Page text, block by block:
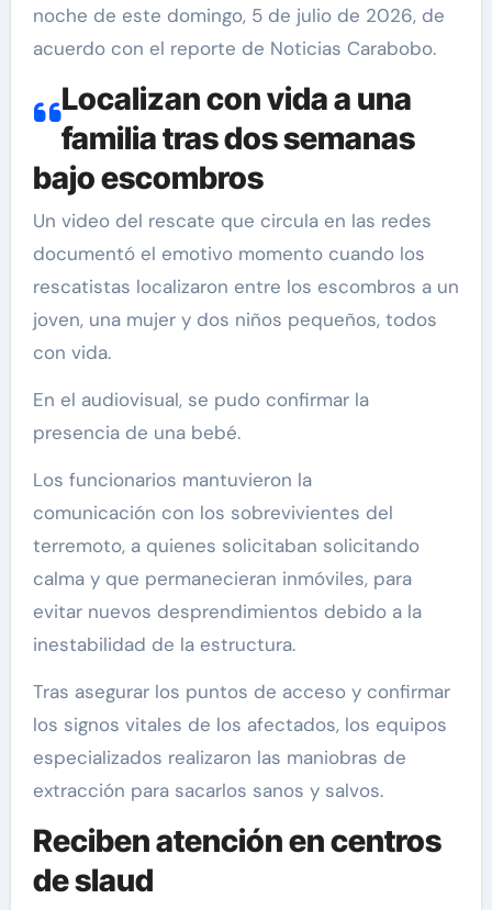
noche de este domingo, 5 de julio de 2026, de
acuerdo con el reporte de Noticias Carabobo.
Localizan con vida a una
familia tras dos semanas
bajo escombros
Un video del rescate que circula en las redes
documentó el emotivo momento cuando los
rescatistas localizaron entre los escombros a un
joven, una mujer y dos niños pequeños, todos
con vida.
En el audiovisual, se pudo confirmar la
presencia de una bebé.
Los funcionarios mantuvieron la
comunicación con los sobrevivientes del
terremoto, a quienes solicitaban solicitando
calma y que permanecieran inmóviles, para
evitar nuevos desprendimientos debido a la
inestabilidad de la estructura.
Tras asegurar los puntos de acceso y confirmar
los signos vitales de los afectados, los equipos
especializados realizaron las maniobras de
extracción para sacarlos sanos y salvos.
Reciben atención en centros
de slaud